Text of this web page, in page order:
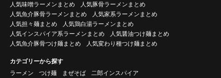
人気味噌ラーメンまとめ
人気豚骨ラーメンまとめ
人気魚介豚骨ラーメンまとめ
人気家系ラーメンまとめ
人気担々麺まとめ
人気鶏白湯ラーメンまとめ
人気インスパイア系ラーメンまとめ
人気醤油つけ麺まとめ
人気魚介豚骨つけ麺まとめ
人気変わり種つけ麺まとめ
カテゴリーから探す
ラーメン
つけ麺 まぜそば
二郎インスパイア